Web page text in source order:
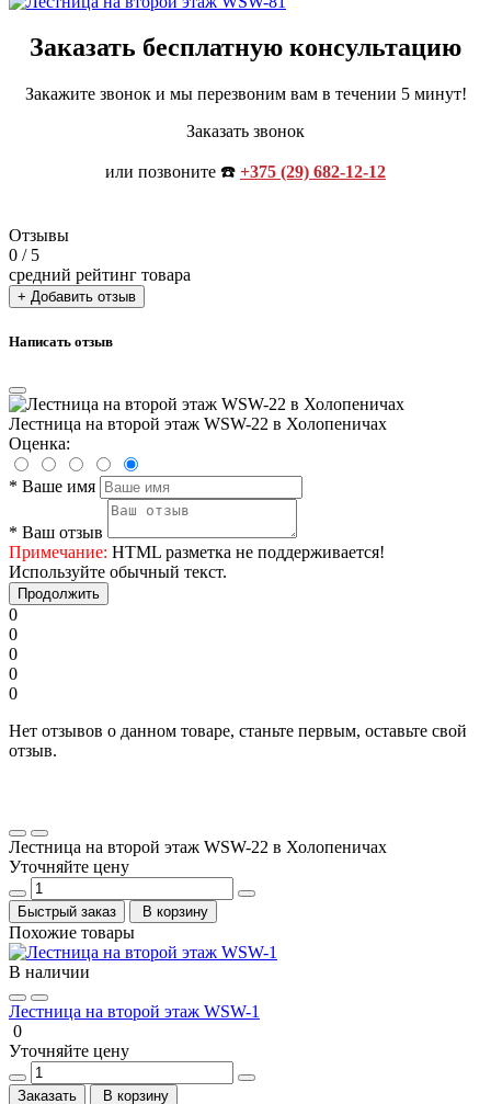
Заказать бесплатную консультацию
Закажите звонок и мы перезвоним вам в течении 5 минут!
Заказать звонок
или позвоните ☎️ +375 (29) 682-12-12
Отзывы
0 / 5
средний рейтинг товара
+ Добавить отзыв
Написать отзыв
Лестница на второй этаж WSW-22 в Холопеничах
Оценка:
* Ваше имя
* Ваш отзыв
Примечание: HTML разметка не поддерживается!
Используйте обычный текст.
Продолжить
0
0
0
0
0
Нет отзывов о данном товаре, станьте первым, оставьте свой
отзыв.
Лестница на второй этаж WSW-22 в Холопеничах
Уточняйте цену
Быстрый заказ В корзину
Похожие товары
В наличии
Лестница на второй этаж WSW-1
0
Уточняйте цену
Заказать В корзину